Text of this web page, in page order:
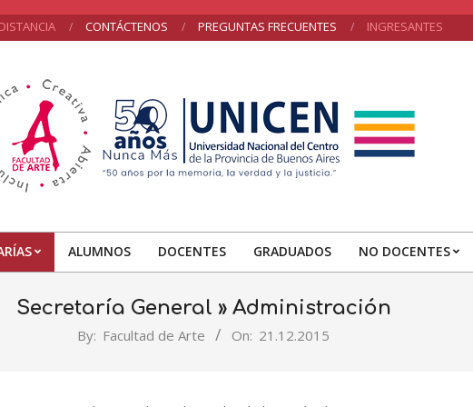
CONTÁCTENOS PREGUNTAS FRECUENTES INGRESANTES
Menu
ALUMNOS DOCENTES GRADUADOS NO DOCENTES
Secretaría General » Administración
By: Facultad de Arte On: 21.12.2015